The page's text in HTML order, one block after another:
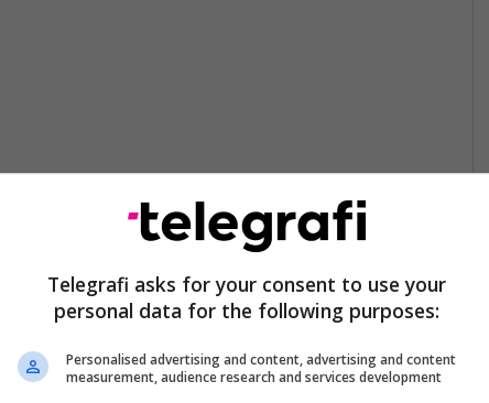
Telegrafi asks for your consent to use your
personal data for the following purposes:
Personalised advertising and content, advertising and content
measurement, audience research and services development